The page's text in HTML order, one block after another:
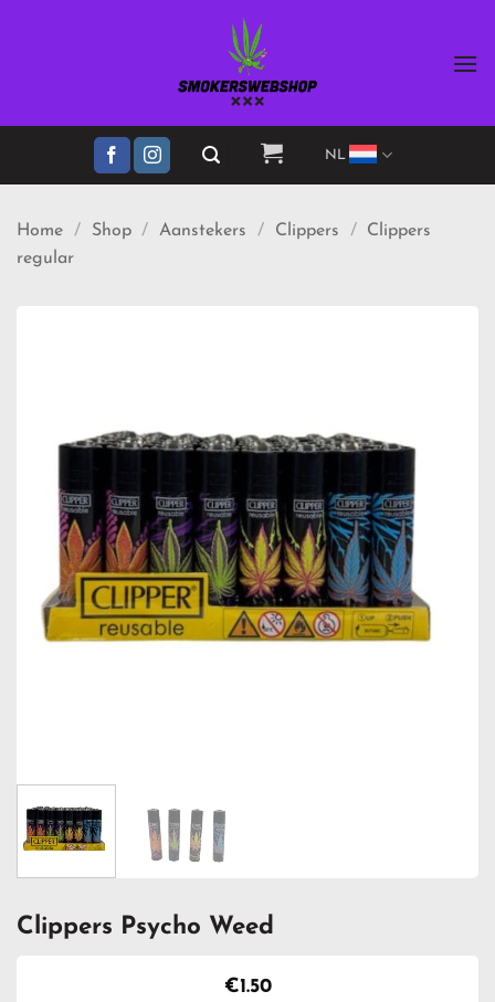
NL
Home / Shop / Aanstekers / Clippers /
Clippers
regular
Clippers Psycho Weed
€1.50